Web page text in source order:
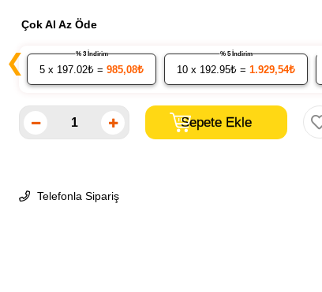
Çok Al Az Öde
❮ 5 x 197.02₺ = 985,08₺
% 3 İndirim
10 x 192.95₺ = 1.929,54₺
% 5 İndirim
Telefonla Sipariş